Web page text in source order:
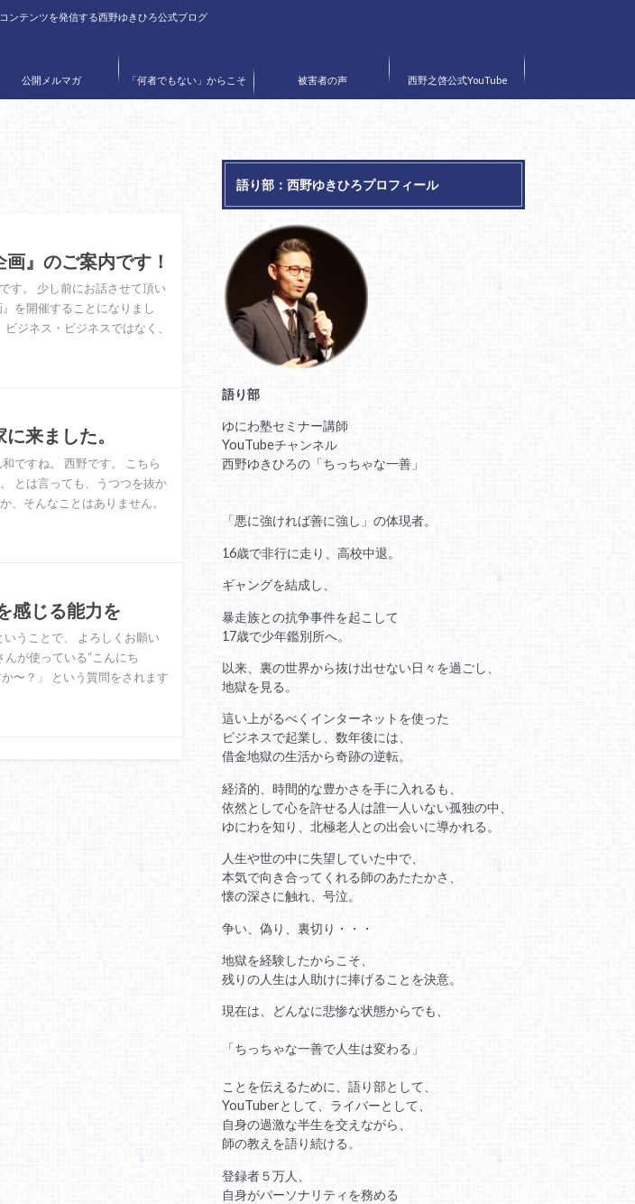
ンテンツを発信する西野ゆきひろ公式ブログ
公開メルマガ 「何者でもない」からこそ 被害者の声 西野之啓公式YouTube
』のご案内です！
す。 少し前にお話させて頂い
を開催することになりまし
ジネス・ビジネスではなく、
来ました。
ですね。 西野です。 こちら
とは言っても、うつつを抜か
、そんなことはありません。
感じる能力を
うことで、 よろしくお願い
が使っている“こんにち
〜？」 という質問をされます
語り部：西野ゆきひろプロフィール
語り部
ゆにわ塾セミナー講師
YouTubeチャンネル
西野ゆきひろの「ちっちゃな一善」
「悪に強ければ善に強し」の体現者。
16歳で非行に走り、高校中退。
ギャングを結成し、
暴走族との抗争事件を起こして
17歳で少年鑑別所へ。
以来、裏の世界から抜け出せない日々を過ごし、
地獄を見る。
這い上がるべくインターネットを使った
ビジネスで起業し、数年後には、
借金地獄の生活から奇跡の逆転。
経済的、時間的な豊かさを手に入れるも、
依然として心を許せる人は誰一人いない孤独の中、
ゆにわを知り、北極老人との出会いに導かれる。
人生や世の中に失望していた中で、
本気で向き合ってくれる師のあたたかさ、
懐の深さに触れ、号泣。
争い、偽り、裏切り・・・
地獄を経験したからこそ、
残りの人生は人助けに捧げることを決意。
現在は、どんなに悲惨な状態からでも、
「ちっちゃな一善で人生は変わる」
ことを伝えるために、語り部として、
YouTuberとして、ライバーとして、
自身の過激な半生を交えながら、
師の教えを語り続ける。
登録者５万人、
自身がパーソナリティを務める